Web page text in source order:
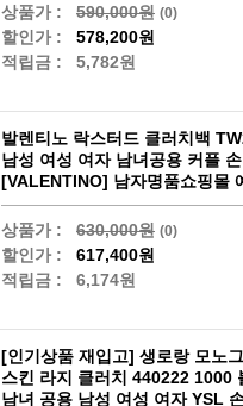
상품가 : 590,000원 (0)
할인가 :
578,200원
적립금 :
5,782원
발렌티노 락스터드 클러치백
남성 여성 여자 남녀공용 커플
[VALENTINO] 남자명품쇼핑몰
상품가 : 630,000원 (0)
할인가 :
617,400원
적립금 :
6,174원
[인기상품 재입고] 생로랑 모노
스킨 라지 클러치 440222 1000
남녀 공용 남성 여성 여자 YSL